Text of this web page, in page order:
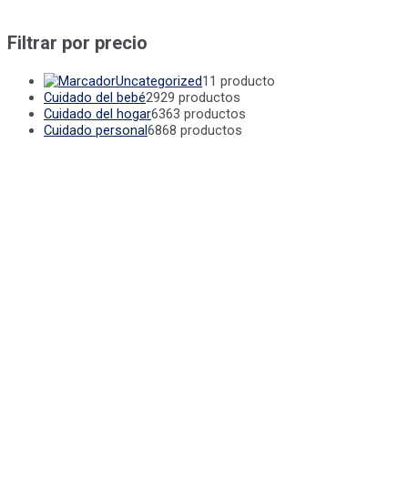
Filtrar por precio
Uncategorized1 1 producto
Cuidado del bebé2929 productos
Cuidado del hogar6363 productos
Cuidado personal6868 productos